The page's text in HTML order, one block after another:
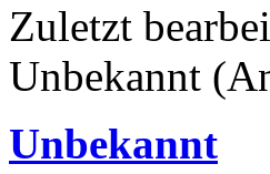
Zuletzt
Unbekannt
Unbekannt